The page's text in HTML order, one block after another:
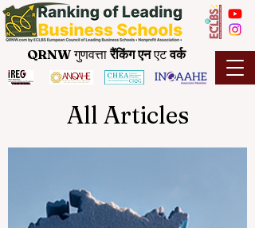
QRNWगुणवत्तारैंकिंग एनएटवर्क
All Articles